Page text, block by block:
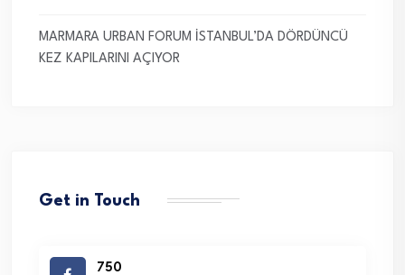
MARMARA URBAN FORUM İSTANBUL’DA DÖRDÜNCÜ
KEZ KAPILARINI AÇIYOR
Get in Touch
750